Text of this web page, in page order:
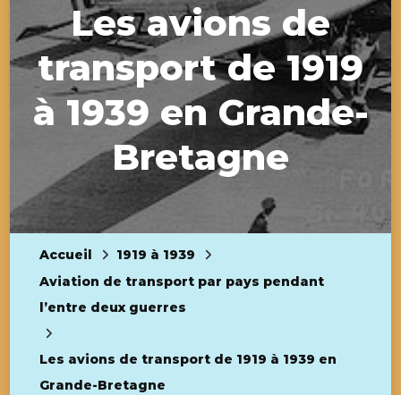
Les avions de
transport de 1919
à 1939 en Grande-
Bretagne
Accueil
1919 à 1939
Aviation de transport par pays pendant
l’entre deux guerres
Les avions de transport de 1919 à 1939 en
Grande-Bretagne